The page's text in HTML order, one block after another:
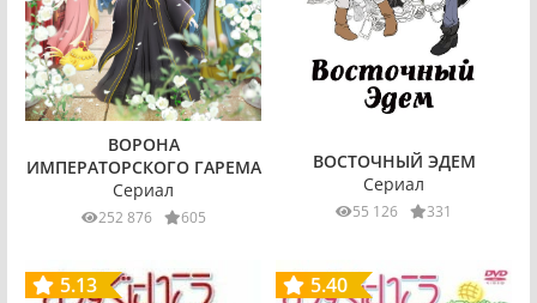
ВОРОНА
ИМПЕРАТОРСКОГО ГАРЕМА
Сериал
252 876 605
ВОСТОЧНЫЙ ЭДЕМ
Сериал
55 126 331
5.13 5.40